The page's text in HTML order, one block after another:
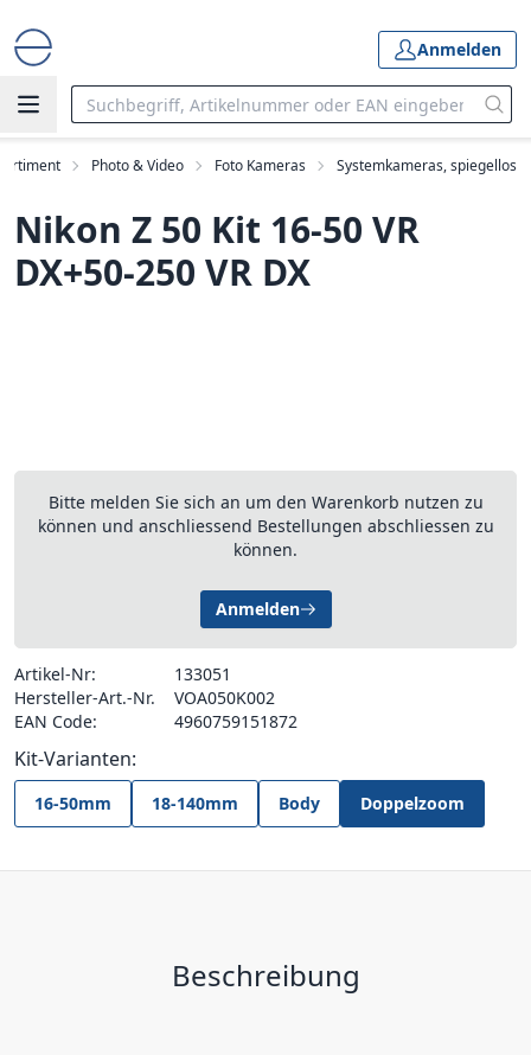
Anmelden
Photo & Video Foto Kameras Systemkameras, spiegellos
Nikon Z 50 Kit 16-50 VR
DX+50-250 VR DX
Bitte melden Sie sich an um den Warenkorb nutzen zu
können und anschliessend Bestellungen abschliessen zu
können.
Anmelden
Artikel-Nr:
133051
Hersteller-Art.-Nr.
VOA050K002
EAN Code:
4960759151872
Kit-Varianten:
16-50mm 18-140mm Body Doppelzoom
Beschreibung